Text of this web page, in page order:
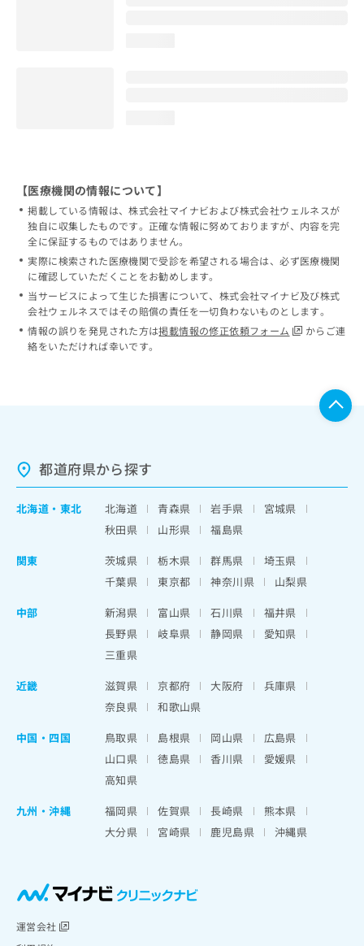
【医療機関の情報について】
掲載している情報は、株式会社マイナビおよび株式会社ウェルネスが
独自に収集したものです。正確な情報に努めておりますが、内容を完
全に保証するものではありません。
実際に検索された医療機関で受診を希望される場合は、必ず医療機関
に確認していただくことをお勧めします。
当サービスによって生じた損害について、株式会社マイナビ及び株式
会社ウェルネスではその賠償の責任を一切負わないものとします。
情報の誤りを発見された方は掲載情報の修正依頼フォーム
からご連
絡をいただければ幸いです。
都道府県から探す
北海道 ・ 東北 北海道 青森県 岩手県
宮城県
秋田県
山形県
福島県
関東
茨城県 栃木県 群馬県
埼玉県
千葉県
東京都 神奈川県
山梨県
中部
新潟県 富山県 石川県
福井県
長野県
岐阜県 静岡県
愛知県
三重県
近畿
滋賀県 京都府 大阪府
兵庫県
奈良県
和歌山県
中国・四国
鳥取県 島根県 岡山県
広島県
山口県
徳島県 香川県
愛媛県
高知県
九州・沖縄
福岡県 佐賀県 長崎県
熊本県
大分県
宮崎県 鹿児島県 沖縄県
運営会社